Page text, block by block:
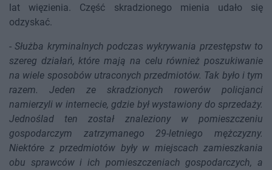
lat więzienia. Część skradzionego mienia udało się
odzyskać.
-Służba kryminalnych podczas wykrywania przestępstw to
szereg działań, które mają na celu również poszukiwanie
na wiele sposobów utraconych przedmiotów. Tak było i tym
razem. Jeden ze skradzionych rowerów policjanci
namierzyli w internecie, gdzie był wystawiony do sprzedaży.
Jednoślad ten został znaleziony w pomieszczeniu
gospodarczym zatrzymanego 29-letniego mężczyzny.
Niektóre z przedmiotów były w miejscach zamieszkania
obu sprawców i ich pomieszczeniach gospodarczych, a